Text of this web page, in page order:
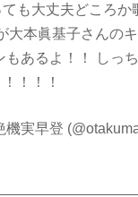
も大丈夫どころか
大本眞基子さんの
もあるよ！！ しっ
！！！
実早登